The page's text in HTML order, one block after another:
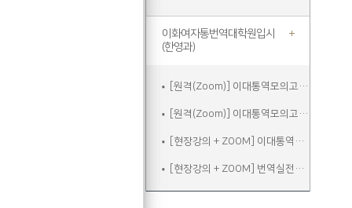
이화여자통번역대학원입시
(한영과)
[원격(Zoom)] 이대통역모의고사A
[원격(Zoom)] 이대통역모의고사B
[현장강의 + ZOOM] 이대통역실전
[현장강의 + ZOOM] 번역실전주말